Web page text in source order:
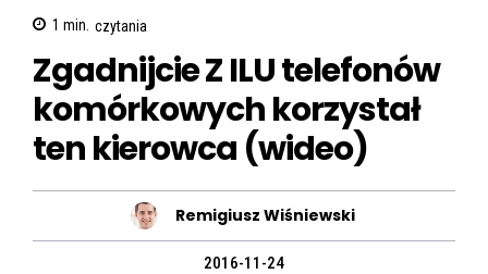
1 min. czytania
Zgadnijcie Z ILU telefonów
komórkowych korzystał
ten kierowca (wideo)
Remigiusz Wiśniewski
2016-11-24